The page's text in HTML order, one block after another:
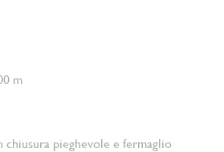
m
pieghevole e fermaglio